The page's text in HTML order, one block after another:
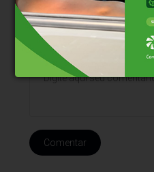
* O conteúdo de cada comentário
realizá-lo. Nos reservamos ao
comentários em desacordo com o
contenham palavras ofensivas.
Comentar